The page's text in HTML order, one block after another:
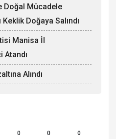
Doğal Mücadele
Keklik Doğaya Salındı
Manisa İl
Atandı
Alındı
0 0 0